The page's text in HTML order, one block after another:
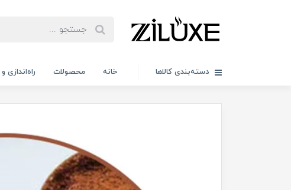
دسته‌بندی کالاها خانه محصولات